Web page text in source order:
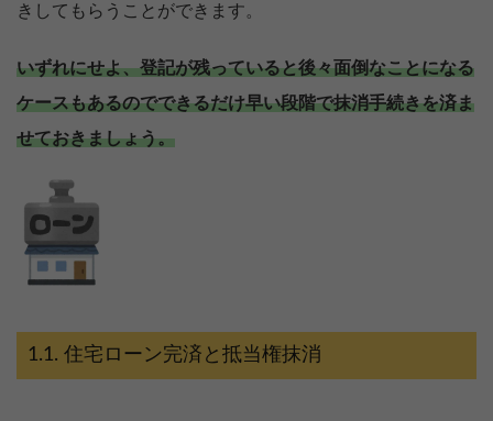
きしてもらうことができます。
いずれにせよ、登記が残っていると後々面倒なことになる
ケースもあるのでできるだけ早い段階で抹消手続きを済ま
せておきましょう。
住宅ローン完済と抵当権抹消